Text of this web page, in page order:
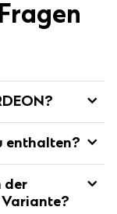
enthalten?
der